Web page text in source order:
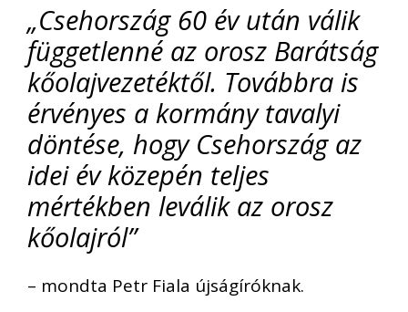
„Csehország 60 év után válik
függetlenné az orosz Barátság
kőolajvezetéktől. Továbbra is
érvényes a kormány tavalyi
döntése, hogy Csehország az
idei év közepén teljes
mértékben leválik az orosz
kőolajról”
– mondta Petr Fiala újságíróknak.